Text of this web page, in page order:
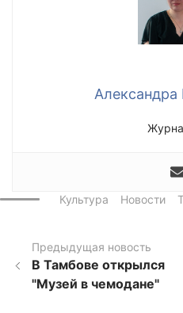
Культура Новости
Предыдущая новость
В Тамбове открылся
"Музей в чемодане"